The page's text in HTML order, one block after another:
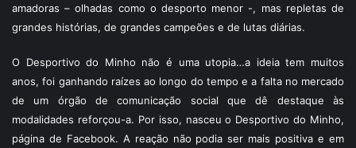
amadoras – olhadas como o desporto menor -, mas repletas de
grandes histórias, de grandes campeões e de lutas diárias.
O Desportivo do Minho não é uma utopia…a ideia tem muitos
anos, foi ganhando raízes ao longo do tempo e a falta no mercado
de um órgão de comunicação social que dê destaque às
modalidades reforçou-a. Por isso, nasceu o Desportivo do Minho,
página de Facebook. A reação não podia ser mais positiva e em